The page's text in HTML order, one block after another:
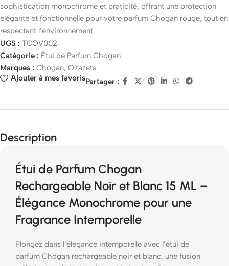
sophistication monochrome et praticité, offrant une protection
élégante et fonctionnelle pour votre parfum Chogan rouge, tout en
respectant l’environnement.
UGS : TCOV002
Catégorie : Étui de Parfum Chogan
Marques : Chogan, Olfazeta
Ajouter à mes favorisPartager :
Description
Étui de Parfum Chogan
Rechargeable Noir et Blanc 15 ML –
Élégance Monochrome pour une
Fragrance Intemporelle
Plongez dans l’élégance intemporelle avec l’étui de
parfum Chogan rechargeable noir et blanc, une fusion